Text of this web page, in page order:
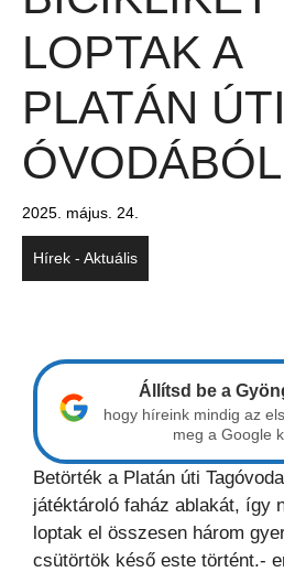
LOPTAK A
PLATÁN ÚTI
ÓVODÁBÓL
2025. május. 24.
Hírek - Aktuális
Állítsd be a
hogy híreink mindig az
meg a Google
Betörték a Platán úti
játéktároló faház ablakát, így
loptak el összesen három
csütörtök késő este történt.-